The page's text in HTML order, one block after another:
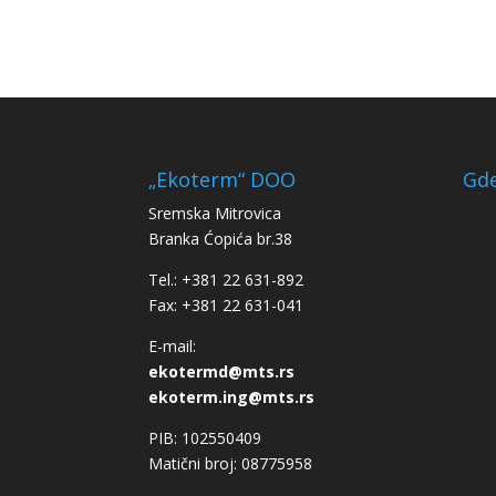
„Ekoterm“ DOO
Sremska Mitrovica
Branka Ćopića br.38
Tel.: +381 22 631-892
Fax: +381 22 631-041
E-mail:
ekotermd@mts.rs
ekoterm.ing@mts.rs
PIB: 102550409
Matični broj: 08775958